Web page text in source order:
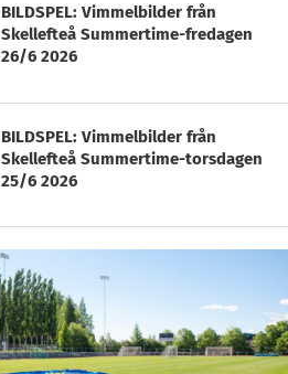
BILDSPEL: Vimmelbilder från
Skellefteå Summertime-fredagen
26/6 2026
BILDSPEL: Vimmelbilder från
Skellefteå Summertime-torsdagen
25/6 2026